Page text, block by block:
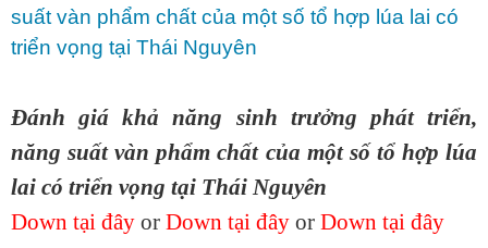
suất vàn phẩm chất của một số tổ hợp lúa lai có
triển vọng tại Thái Nguyên
Đánh giá khả năng sinh trưởng phát triển,
năng suất vàn phẩm chất của một số tổ hợp lúa
lai có triển vọng tại Thái Nguyên
Down tại đây or Down tại đây or Down tại đây